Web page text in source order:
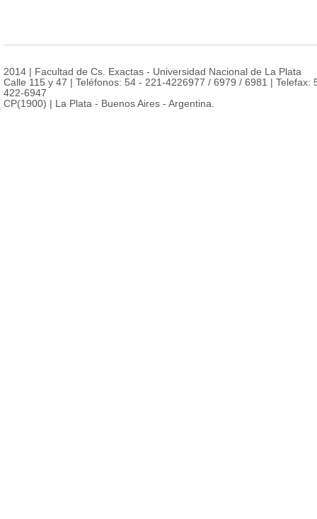
2014 | Facultad de Cs. Exactas - Universidad Nacional de La Plata
Calle 115 y 47 | Teléfonos: 54 - 221-4226977 / 6979 / 6981 | Telefax:
422-6947
CP(1900) | La Plata - Buenos Aires - Argentina.